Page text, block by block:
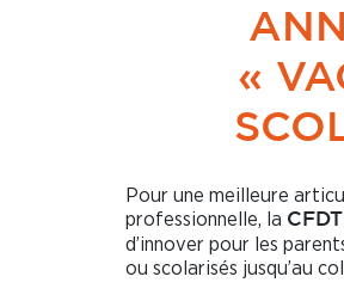
«
Pour une meilleure
professionnelle, la CFDT
d’innover pour les
ou scolarisés jusqu’au